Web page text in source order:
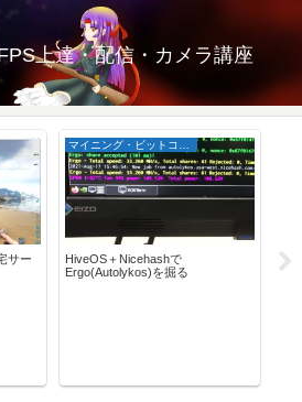
上達・配信・カメラ講座
サー
HiveOS＋Nicehashで
Ergo(Autolykos)を掘る
さ